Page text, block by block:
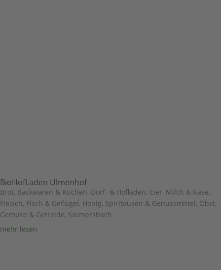
BioHofLaden Ulmenhof
Brot, Backwaren & Kuchen, Dorf- & Hofladen, Eier, Milch & Käse,
Fleisch, Fisch & Geflügel, Honig, Spiritousen & Genussmittel, Obst,
Gemüse & Getreide, Sarmersbach
mehr lesen